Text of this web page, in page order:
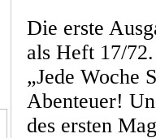
Die erste
als Heft 17/
„Jede Woche
Abenteuer!
des ersten